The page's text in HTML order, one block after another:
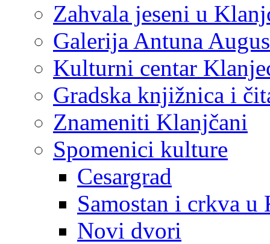
Zahvala jeseni u
Galerija Antuna
Kulturni centar
Gradska knjižnica i
Znameniti Klanjčani
Spomenici kulture
Cesargrad
Samostan i crkva u
Novi dvori